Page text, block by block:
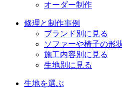
オーダー制作
修理と制作事例
ブランド別に見る
ソファーや椅子の形
施工内容別に見る
生地別に見る
生地を選ぶ